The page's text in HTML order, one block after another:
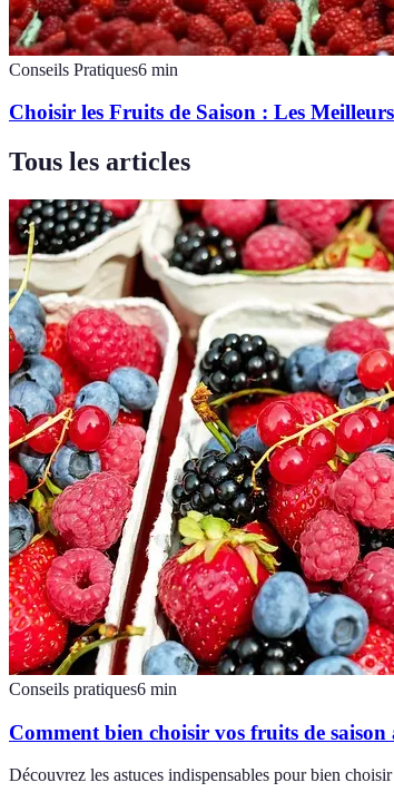
Conseils Pratiques6 min
Choisir les Fruits de Saison : Les
Tous les articles
Conseils pratiques6 min
Comment bien choisir vos fruits de saison
Découvrez les astuces indispensables pour bien